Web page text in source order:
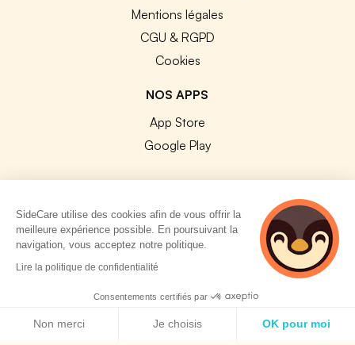
Mentions légales
CGU & RGPD
Cookies
NOS APPS
App Store
Google Play
© 2026 SideCare. Tous droits réservés.
SideCare utilise des cookies afin de vous offrir la
meilleure expérience possible. En poursuivant la
navigation, vous acceptez notre politique.
Lire la politique de confidentialité
Consentements certifiés par
Non merci Je choisis OK pour moi